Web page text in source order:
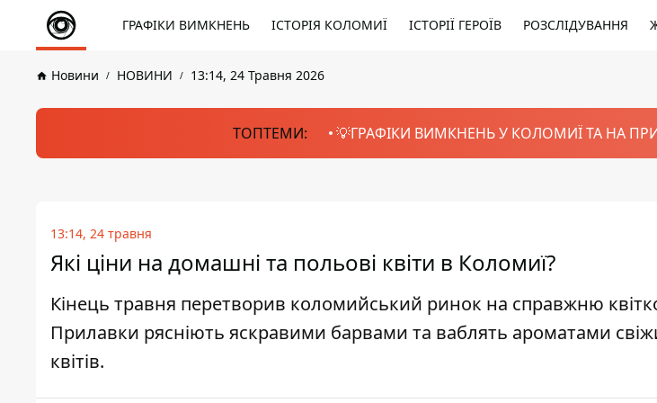
ГРАФІКИ ВИМКНЕНЬ ІСТОРІЯ КОЛОМИЇ ІСТОРІЇ ГЕРОЇВ РОЗСЛІДУВАННЯ
Новини НОВИНИ 13:14, 24 Травня 2026
ТОПТЕМИ: 💡ГРАФІКИ ВИМКНЕНЬ У КОЛОМИЇ ТА НА
13:14, 24 травня
Які ціни на домашні та польові квіти в Коломиї?
Кінець травня перетворив коломийський ринок на справжню
Прилавки рясніють яскравими барвами та ваблять ароматами
квітів.